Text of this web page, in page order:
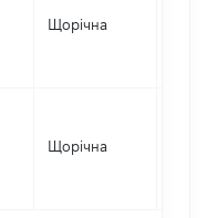
Щорічна
Щорічна